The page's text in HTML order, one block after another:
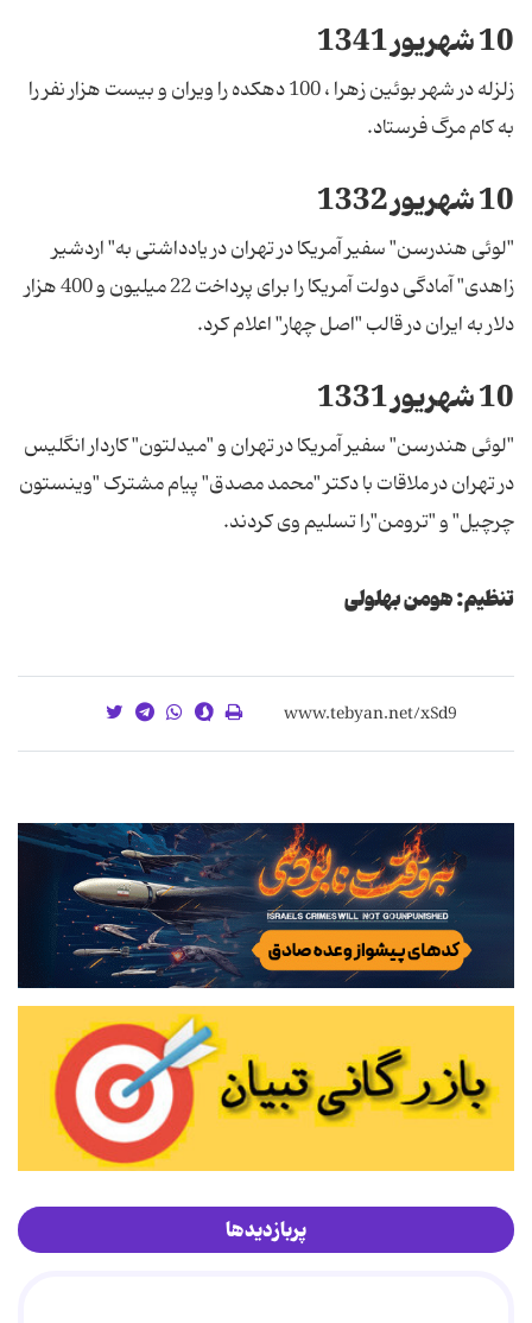
10 شهریور 1341
زلزله در شهر بوئین زهرا ، 100 دهکده را ویران و بیست هزار نفر را
به کام مرگ فرستاد.
10 شهریور 1332
"لوئی هندرسن" سفیر آمریکا در تهران در یادداشتی به" اردشیر
زاهدی" آمادگی دولت آمریکا را برای پرداخت 22 میلیون و 400 هزار
دلار به ایران در قالب "اصل چهار" اعلام کرد‌.
10 شهریور 1331
"لوئی هندرسن" سفیر آمریکا در تهران و "میدلتون" کاردار انگلیس
در تهران در ملاقات با دکتر "محمد مصدق" پیام مشترک "وینستون
چرچیل" و "ترومن"را تسلیم وی کردند.
تنظیم: هومن بهلولی
پربازدیدها